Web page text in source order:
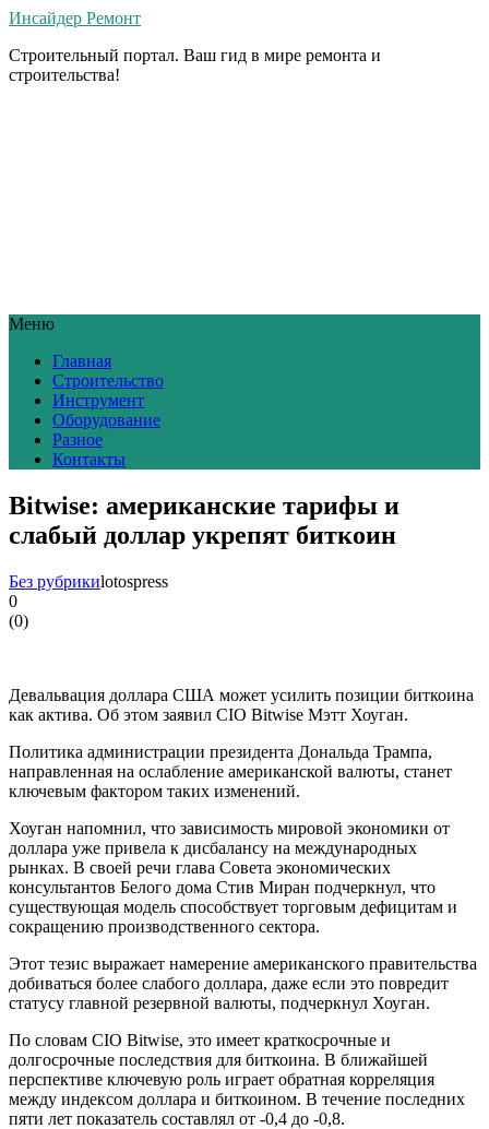
Инсайдер Ремонт
Строительный портал. Ваш гид в мире ремонта и
строительства!
Меню
Главная
Строительство
Инструмент
Оборудование
Разное
Контакты
Bitwise: американские тарифы и
слабый доллар укрепят биткоин
Без рубрикиlotospress
0
(0)
Девальвация доллара США может усилить позиции биткоина
как актива. Об этом заявил CIO Bitwise Мэтт Хоуган.
Политика администрации президента Дональда Трампа,
направленная на ослабление американской валюты, станет
ключевым фактором таких изменений.
Хоуган напомнил, что зависимость мировой экономики от
доллара уже привела к дисбалансу на международных
рынках. В своей речи глава Совета экономических
консультантов Белого дома Стив Миран подчеркнул, что
существующая модель способствует торговым дефицитам и
сокращению производственного сектора.
Этот тезис выражает намерение американского правительства
добиваться более слабого доллара, даже если это повредит
статусу главной резервной валюты, подчеркнул Хоуган.
По словам CIO Bitwise, это имеет краткосрочные и
долгосрочные последствия для биткоина. В ближайшей
перспективе ключевую роль играет обратная корреляция
между индексом доллара и биткоином. В течение последних
пяти лет показатель составлял от -0,4 до -0,8.